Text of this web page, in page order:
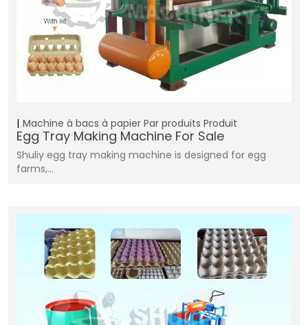
Machine à bacs à papier Par produits Produit
Egg Tray Making Machine For Sale
Shuliy egg tray making machine is designed for egg
farms,…